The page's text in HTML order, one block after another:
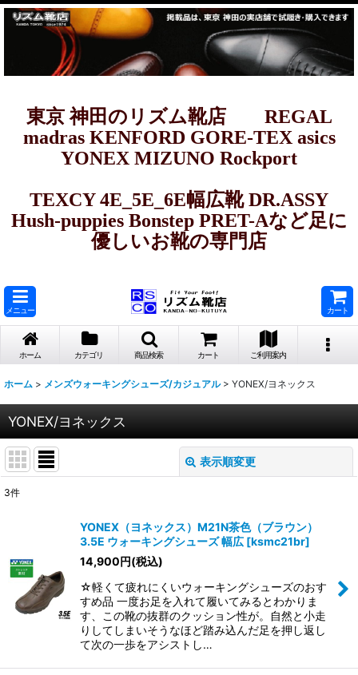
東京 神田のリズム靴店 REGAL
madras KENFORD GORE-TEX asics
YONEX MIZUNO Rockport
TEXCY 4E_5E_6E幅広靴 DR.ASSY
Hush-puppies Bonstep PRET-Aなど足に
優しいお靴の専門店
メニュー カート
ホーム カテゴリ 商品検索 カート ご利用案内
ホーム > メンズウォーキングシューズ/カジュアル > YONEX/ヨネックス
YONEX/ヨネックス
表示順変更
絞り込む
3件
YONEX（ヨネックス）M21N茶色（ブラウン）
3.5E ウォーキングシューズ 幅広 [ksmc21br]
14,900円(税込)
☆軽くて疲れにくいウォーキングシューズのおす
すめ品 一度お足を入れて履いてみるとわかりま
す、この靴の抜群のクッション性が。自然と小走
りしてしまいそうなほど踏み込んだ足を押し返し
て次の一歩をアシストし…